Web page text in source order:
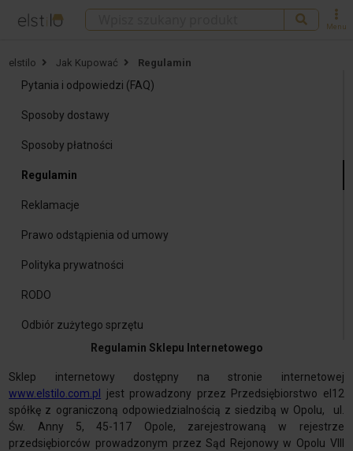
Menu
elstilo Jak Kupować Regulamin
Pytania i odpowiedzi (FAQ)
Sposoby dostawy
Sposoby płatności
Regulamin
Reklamacje
Prawo odstąpienia od umowy
Polityka prywatności
RODO
Odbiór zużytego sprzętu
Regulamin Sklepu Internetowego
Sklep internetowy dostępny na stronie internetowej
www.elstilo.com.pl
jest prowadzony przez Przedsiębiorstwo el12
spółkę z ograniczoną odpowiedzialnością z siedzibą w Opolu, ul.
Św. Anny 5, 45-117 Opole, zarejestrowaną w rejestrze
przedsiębiorców prowadzonym przez Sąd Rejonowy w Opolu VIII